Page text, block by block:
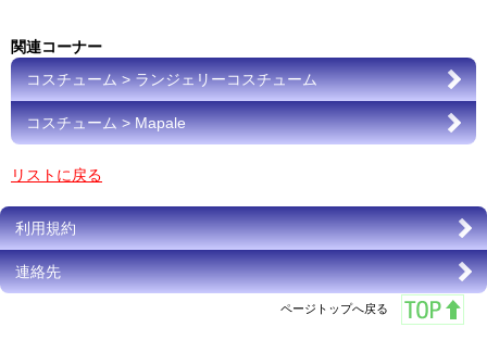
関連コーナー
コスチューム > ランジェリーコスチューム
コスチューム > Mapale
リストに戻る
利用規約
連絡先
ページトップへ戻る